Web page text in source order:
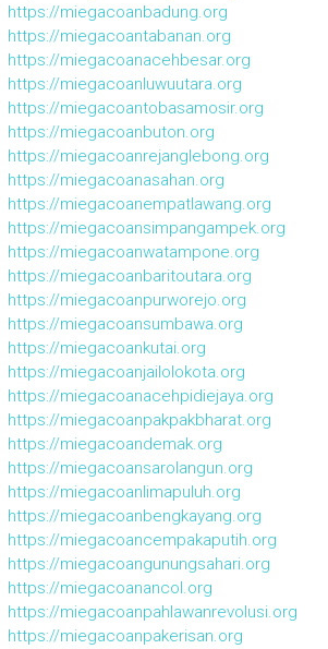
https://miegacoanbadung.org
https://miegacoantabanan.org
https://miegacoanacehbesar.org
https://miegacoanluwuutara.org
https://miegacoantobasamosir.org
https://miegacoanbuton.org
https://miegacoanrejanglebong.org
https://miegacoanasahan.org
https://miegacoanempatlawang.org
https://miegacoansimpangampek.org
https://miegacoanwatampone.org
https://miegacoanbaritoutara.org
https://miegacoanpurworejo.org
https://miegacoansumbawa.org
https://miegacoankutai.org
https://miegacoanjailolokota.org
https://miegacoanacehpidiejaya.org
https://miegacoanpakpakbharat.org
https://miegacoandemak.org
https://miegacoansarolangun.org
https://miegacoanlimapuluh.org
https://miegacoanbengkayang.org
https://miegacoancempakaputih.org
https://miegacoangunungsahari.org
https://miegacoanancol.org
https://miegacoanpahlawanrevolusi.org
https://miegacoanpakerisan.org